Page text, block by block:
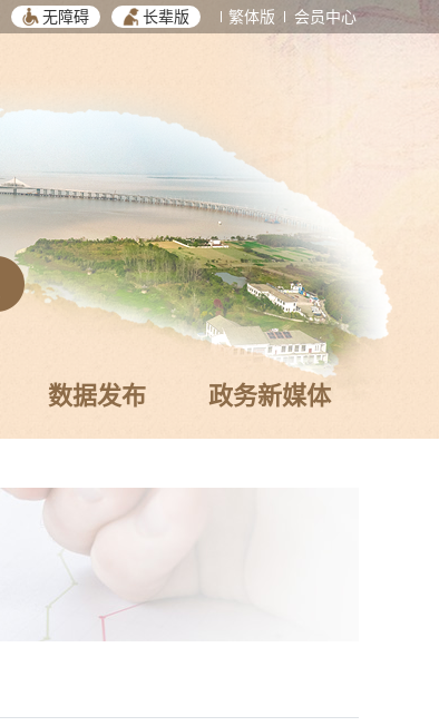
无障碍 长辈版 繁体版 会员中心
数据发布 政务新媒体